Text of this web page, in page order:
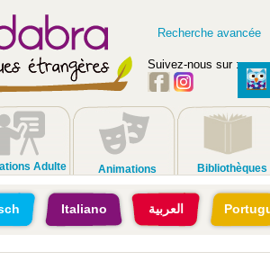
Recherche avancée
Suivez-nous sur :
Adulte Animations Bibliothèques
Italiano العربية